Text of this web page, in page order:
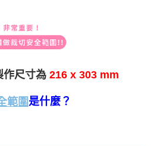
作尺寸為 216 x 303 mm
範圍是什麼？